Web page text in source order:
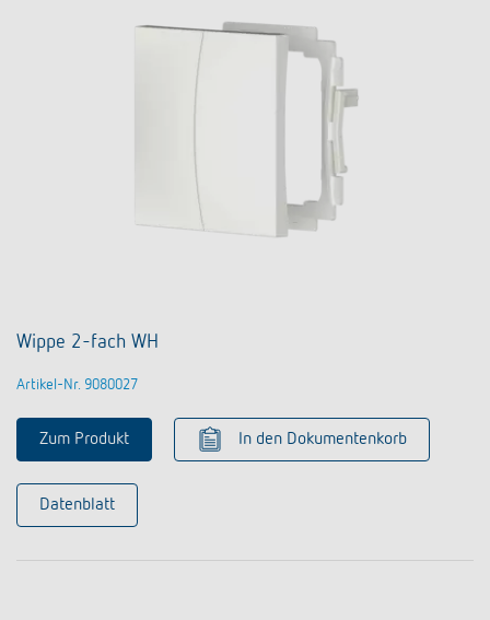
Wippe 2-fach WH
Artikel-Nr. 9080027
Zum Produkt In den Dokumentenkorb
Datenblatt